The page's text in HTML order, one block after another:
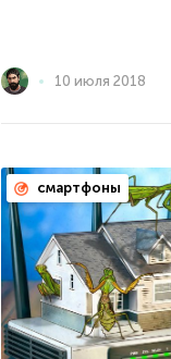
10 июля 2018
смартфоны